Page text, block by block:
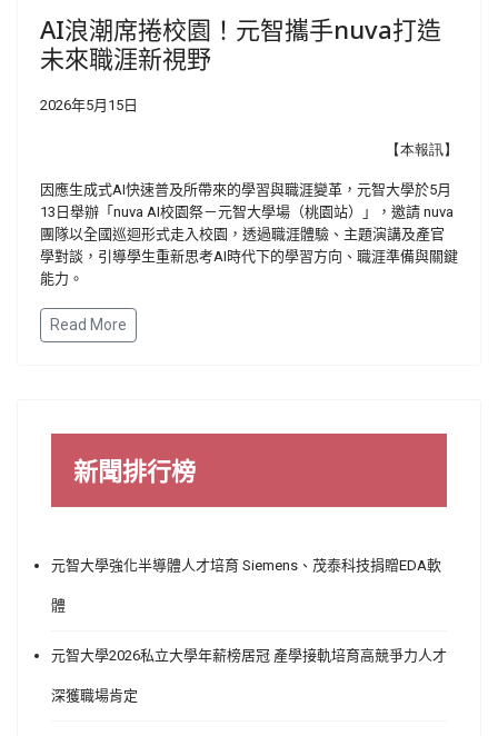
AI浪潮席捲校園！元智攜手nuva打造
未來職涯新視野
2026年5月15日
【本報訊】
因應生成式AI快速普及所帶來的學習與職涯變革，元智大學於5月
13日舉辦「nuva AI校園祭－元智大學場（桃園站）」，邀請 nuva
團隊以全國巡迴形式走入校園，透過職涯體驗、主題演講及產官
學對談，引導學生重新思考AI時代下的學習方向、職涯準備與關鍵
能力。
Read More
新聞排行榜
元智大學強化半導體人才培育 Siemens、茂泰科技捐贈EDA軟
體
元智大學2026私立大學年薪榜居冠 產學接軌培育高競爭力人才
深獲職場肯定